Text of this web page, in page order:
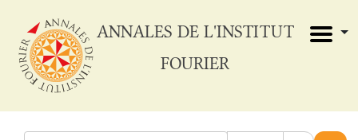
ANNALES DE L'INSTITUT
FOURIER